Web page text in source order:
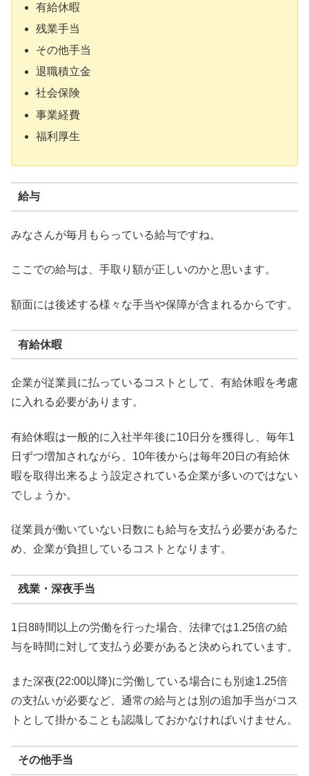
有給休暇
残業手当
その他手当
退職積立金
社会保険
事業経費
福利厚生
給与
みなさんが毎月もらっている給与ですね。
ここでの給与は、手取り額が正しいのかと思います。
額面には後述する様々な手当や保障が含まれるからです。
有給休暇
企業が従業員に払っているコストとして、有給休暇を考慮
に入れる必要があります。
有給休暇は一般的に入社半年後に10日分を獲得し、毎年1
日ずつ増加されながら、10年後からは毎年20日の有給休
暇を取得出来るよう設定されている企業が多いのではない
でしょうか。
従業員が働いていない日数にも給与を支払う必要があるた
め、企業が負担しているコストとなります。
残業・深夜手当
1日8時間以上の労働を行った場合、法律では1.25倍の給
与を時間に対して支払う必要があると決められています。
また深夜(22:00以降)に労働している場合にも別途1.25倍
の支払いが必要など、通常の給与とは別の追加手当がコス
トとして掛かることも認識しておかなければいけません。
その他手当